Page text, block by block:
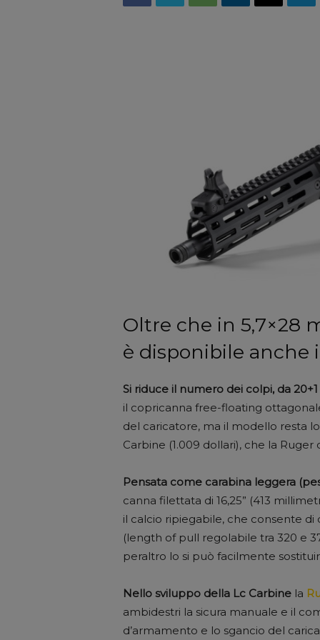
Oltre che in 5,7×28
è disponibile anche
Si riduce il numero dei colpi, da 20+1
il copricanna free-floating
del caricatore, ma il modello resta
Carbine (1.009 dollari), che la
Pensata come carabina leggera
canna filettata di 16,25” (413
il calcio ripiegabile, che consente
(length of pull regolabile tra 320 e
peraltro lo si può facilmente
Nello sviluppo della Lc Carbine la
ambidestri la sicura manuale e il
d’armamento e lo sgancio del